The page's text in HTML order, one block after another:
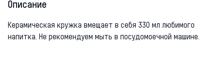
Описание
Керамическая кружка вмещает в себя 330 мл любимого
напитка. Не рекомендуем мыть в посудомоечной машине.